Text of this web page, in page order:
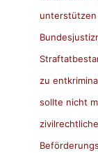
unterstützen
zu
sollte nicht